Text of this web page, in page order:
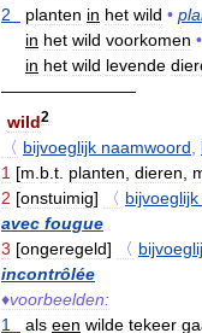
2
planten in het wild •
in het wild voorkomen •
in het wild levende
————————
wild2
〈 bijvoeglijk naamwoord,
1 [m.b.t. planten, dieren,
2 [onstuimig] 〈 bijvoeglijk
avec fougue
3 [ongeregeld] 〈
incontrôlée
♦voorbeelden:
1
als een wilde tekeer